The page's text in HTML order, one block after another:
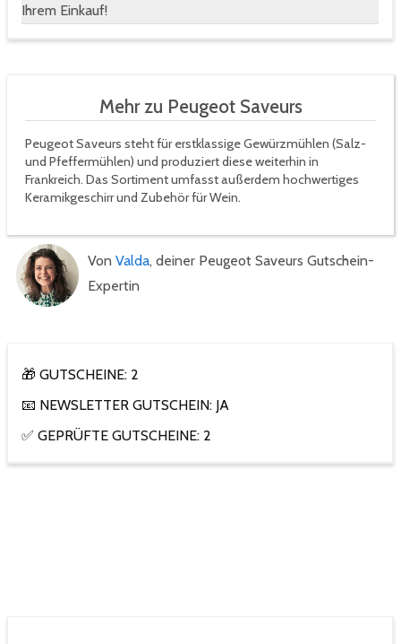
Ihrem Einkauf!
Mehr zu Peugeot Saveurs
Peugeot Saveurs steht für erstklassige Gewürzmühlen (Salz-
und Pfeffermühlen) und produziert diese weiterhin in
Frankreich. Das Sortiment umfasst außerdem hochwertiges
Keramikgeschirr und Zubehör für Wein.
Von Valda, deiner Peugeot Saveurs Gutschein-
Expertin
🎁 GUTSCHEINE: 2
📧 NEWSLETTER GUTSCHEIN: JA
✅ GEPRÜFTE GUTSCHEINE: 2